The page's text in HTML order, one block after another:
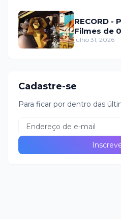
RECORD -
Filmes de
julho 31, 2026
Cadastre-se
Para ficar por dentro das